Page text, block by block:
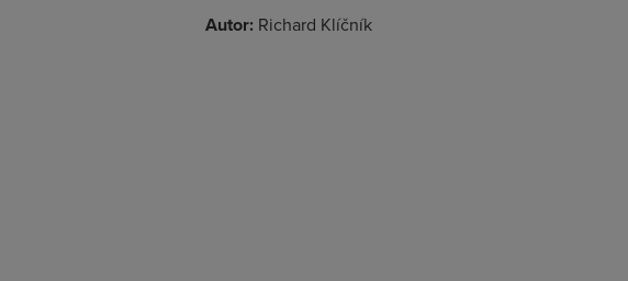
Autor: Richard Klíčník